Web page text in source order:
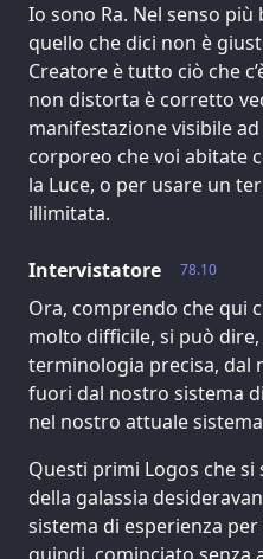
Io sono Ra. Nel senso
quello che dici non è
Creatore è tutto ciò che
non distorta è corretto
manifestazione visibile
corporeo che voi abitate
la Luce, o per usare un
illimitata.
78.10
Intervistatore
Ora, comprendo che qui
molto difficile, si può
terminologia precisa, dal
fuori dal nostro sistema
nel nostro attuale
Questi primi Logos che
della galassia
sistema di esperienza per